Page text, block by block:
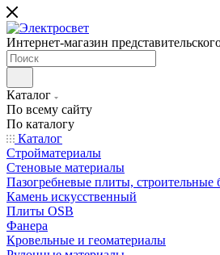
Интернет-магазин
Каталог
По всему сайту
По каталогу
Каталог
Стройматериалы
Стеновые материалы
Пазогребневые плиты,
Камень искусственный
Плиты OSB
Фанера
Кровельные и геоматериалы